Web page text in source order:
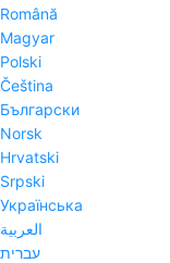
Română
Magyar
Polski
Čeština
Български
Norsk
Hrvatski
Srpski
Українська
العربية
עברית